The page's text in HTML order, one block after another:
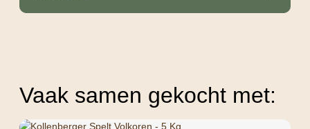
Vaak samen gekocht met: